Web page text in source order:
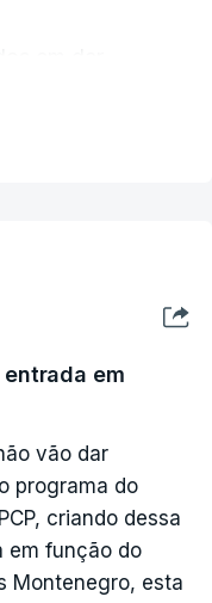
Luís
os rendimentos
o Serviço
e exigência à
plano de
habitação, a
entrada em
vão dar
programa do
criando dessa
em função do
Montenegro, esta